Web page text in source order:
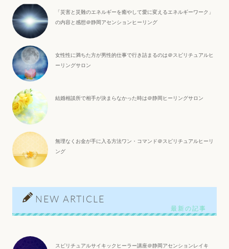
「災害と災難のエネルギーを癒やして愛に変えるエネルギーワーク」
の内容と感想＠静岡アセンションヒーリング
女性性に満ちた方が男性的仕事で行き詰まるのは＠スピリチュアルヒ
ーリングサロン
結婚相談所で相手が決まらなかった時は＠静岡ヒーリングサロン
無理なくお金が手に入る方法ワン・コマンド＠スピリチュアルヒーリ
ング
NEW ARTICLE
スピリチュアルサイキックヒーラー講座＠静岡アセンションレイキ